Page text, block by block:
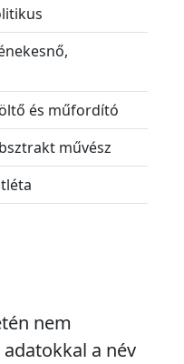
és műfordító
művész
nem
a név